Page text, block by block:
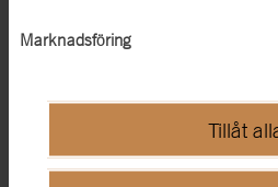
Marknadsföring
Tillåt